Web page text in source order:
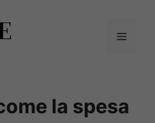
Menu
la spesa